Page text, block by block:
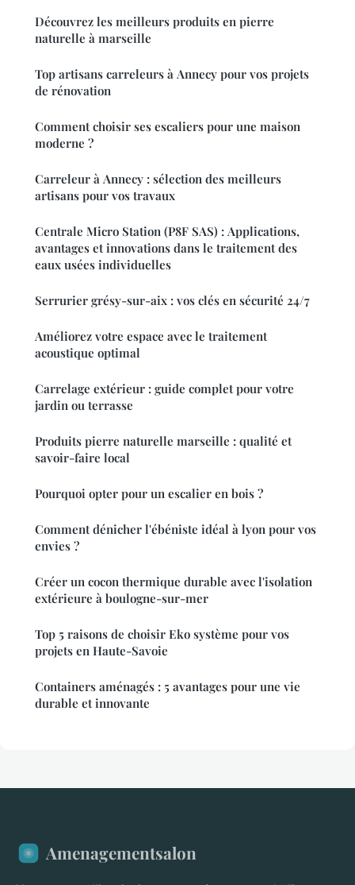
Découvrez les meilleurs produits en pierre
naturelle à marseille
Top artisans carreleurs à Annecy pour vos projets
de rénovation
Comment choisir ses escaliers pour une maison
moderne ?
Carreleur à Annecy : sélection des meilleurs
artisans pour vos travaux
Centrale Micro Station (P8F SAS) : Applications,
avantages et innovations dans le traitement des
eaux usées individuelles
Serrurier grésy-sur-aix : vos clés en sécurité 24/7
Améliorez votre espace avec le traitement
acoustique optimal
Carrelage extérieur : guide complet pour votre
jardin ou terrasse
Produits pierre naturelle marseille : qualité et
savoir-faire local
Pourquoi opter pour un escalier en bois ?
Comment dénicher l'ébéniste idéal à lyon pour vos
envies ?
Créer un cocon thermique durable avec l'isolation
extérieure à boulogne-sur-mer
Top 5 raisons de choisir Eko système pour vos
projets en Haute-Savoie
Containers aménagés : 5 avantages pour une vie
durable et innovante
Amenagementsalon